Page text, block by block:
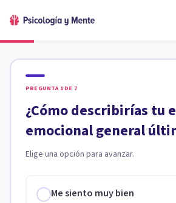
PREGUNTA 1 DE 7
¿Cómo describirías tu
emocional general
Elige una opción para avanzar.
Me siento muy bien